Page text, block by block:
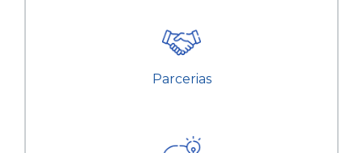
Parcerias